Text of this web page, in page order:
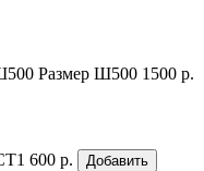
Размер Ш500 1500 р.
600 р. Добавить